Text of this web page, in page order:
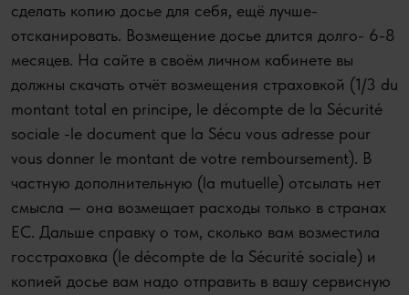
сделать копию досье для себя, ещё лучше-
отсканировать. Возмещение досье длится долго- 6-8
месяцев. На сайте в своём личном кабинете вы
должны скачать отчёт возмещения страховкой (1/3 du
montant total en principe, le décompte de la Sécurité
sociale -le document que la Sécu vous adresse pour
vous donner le montant de votre remboursement). В
частную дополнительную (la mutuelle) отсылать нет
смысла — она возмещает расходы только в странах
ЕС. Дальше справку о том, сколько вам возместила
госстраховка (le décompte de la Sécurité sociale) и
копией досье вам надо отправить в вашу сервисную